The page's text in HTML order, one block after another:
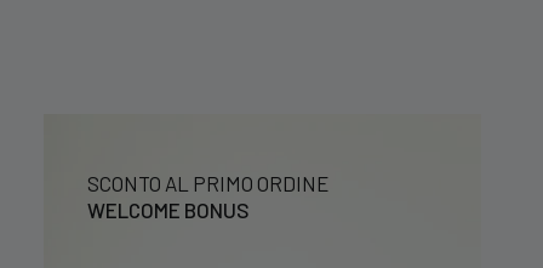
SCONTO AL PRIMO ORDINE
WELCOME BONUS